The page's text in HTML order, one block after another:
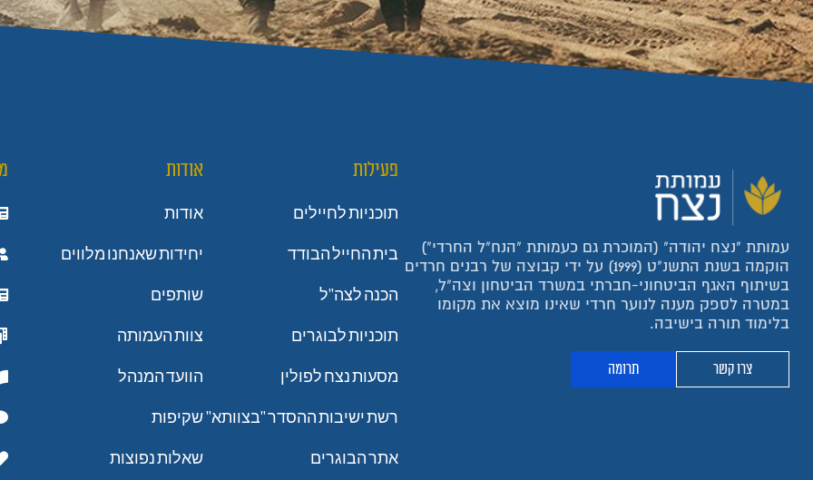
עמותת "נצח יהודה" (המוכרת גם כעמותת "הנח"ל החרדי")
הוקמה בשנת התשנ"ט (1999) על ידי קבוצה של רבנים חרדים
בשיתוף האגף הביטחוני-חברתי במשרד הביטחון וצה"ל,
במטרה לספק מענה לנוער חרדי שאינו מוצא את מקומו
בלימוד תורה בישיבה.
צרו קשר תרומה
פעילות
תוכניות לחיילים
בית החייל הבודד
הכנה לצה"ל
תוכניות לבוגרים
מסעות נצח לפולין
רשת ישיבות ההסדר "בצוותא"
אתר הבוגרים
אודות
אודות
יחידות שאנחנו מלווים
שותפים
צוות העמותה
הוועד המנהל
שקיפות
שאלות נפוצות